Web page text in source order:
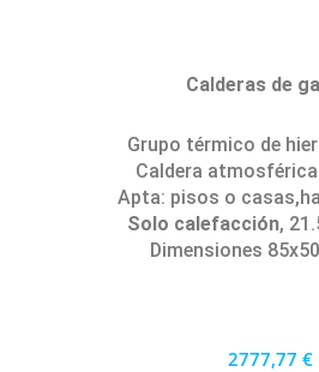
Calderas de
Grupo térmico de
Caldera
Apta: pisos o
Solo calefacción,
Dimensiones
2777,77 €